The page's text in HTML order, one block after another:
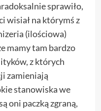
sprawiło,
wisiał na którymś z
(ilościowa)
mamy tam bardzo
z których
zamieniają
stanowiska we
oni paczką zgraną,